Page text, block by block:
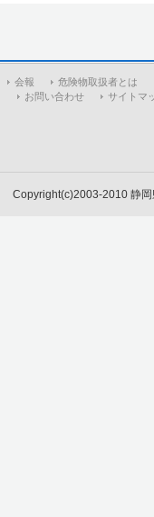
会報
危険物取扱者とは
お問い合わせ サイトマ
Copyright(c)2003-2010 静